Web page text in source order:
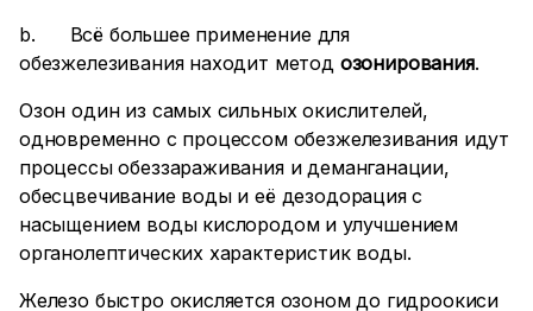
b. Всё большее применение для
обезжелезивания находит метод озонирования.
Озон один из самых сильных окислителей,
одновременно с процессом обезжелезивания идут
процессы обеззараживания и деманганации,
обесцвечивание воды и её дезодорация с
насыщением воды кислородом и улучшением
органолептических характеристик воды.
Железо быстро окисляется озоном до гидроокиси